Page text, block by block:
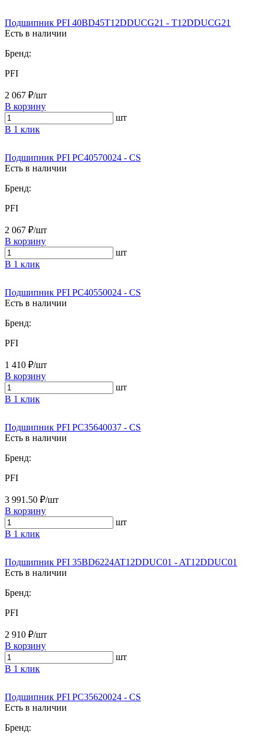
Подшипник PFI 40BD45T12DDUCG21 - T12DDUCG21
Есть в наличии
Бренд:
PFI
2 067 ₽/шт
В корзину
шт
В 1 клик
Подшипник PFI PC40570024 - CS
Есть в наличии
Бренд:
PFI
2 067 ₽/шт
В корзину
шт
В 1 клик
Подшипник PFI PC40550024 - CS
Есть в наличии
Бренд:
PFI
1 410 ₽/шт
В корзину
шт
В 1 клик
Подшипник PFI PC35640037 - CS
Есть в наличии
Бренд:
PFI
3 991.50 ₽/шт
В корзину
шт
В 1 клик
Подшипник PFI 35BD6224AT12DDUC01 - AT12DDUC01
Есть в наличии
Бренд:
PFI
2 910 ₽/шт
В корзину
шт
В 1 клик
Подшипник PFI PC35620024 - CS
Есть в наличии
Бренд: